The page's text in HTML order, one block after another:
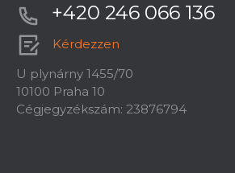
+420 246 066 136
Kérdezzen
U plynárny 1455/70
10100 Praha 10
Cégjegyzékszám: 23876794